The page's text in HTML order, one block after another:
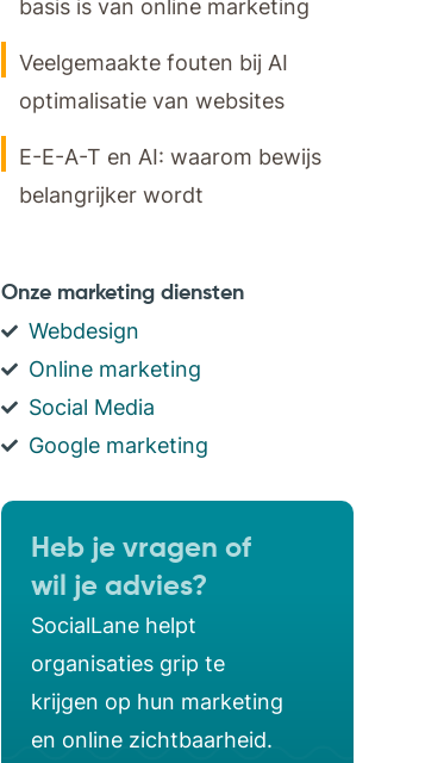
basis is van online marketing
Veelgemaakte fouten bij AI
optimalisatie van websites
E-E-A-T en AI: waarom bewijs
belangrijker wordt
Onze marketing diensten
Webdesign
Online marketing
Social Media
Google marketing
Heb je vragen of
wil je advies?
SocialLane helpt
organisaties grip te
krijgen op hun marketing
en online zichtbaarheid.